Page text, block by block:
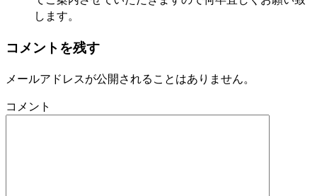
します。
コメントを残す
メールアドレスが公開されることはありません。
コメント